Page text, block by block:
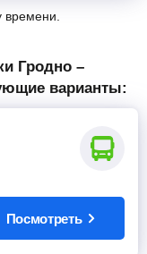
варианты:
Посмотреть